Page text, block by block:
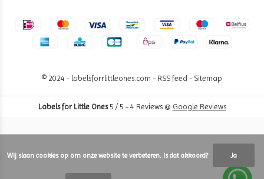
© 2024 - labelsforrlittleones.com - RSS feed - Sitemap
Labels for Little Ones5 / 5 - 4 Reviews @ Google Reviews
Wij slaan cookies op om onze website te verbeteren. Is dat akkoord? Ja